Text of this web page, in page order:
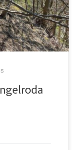
unterwegs und